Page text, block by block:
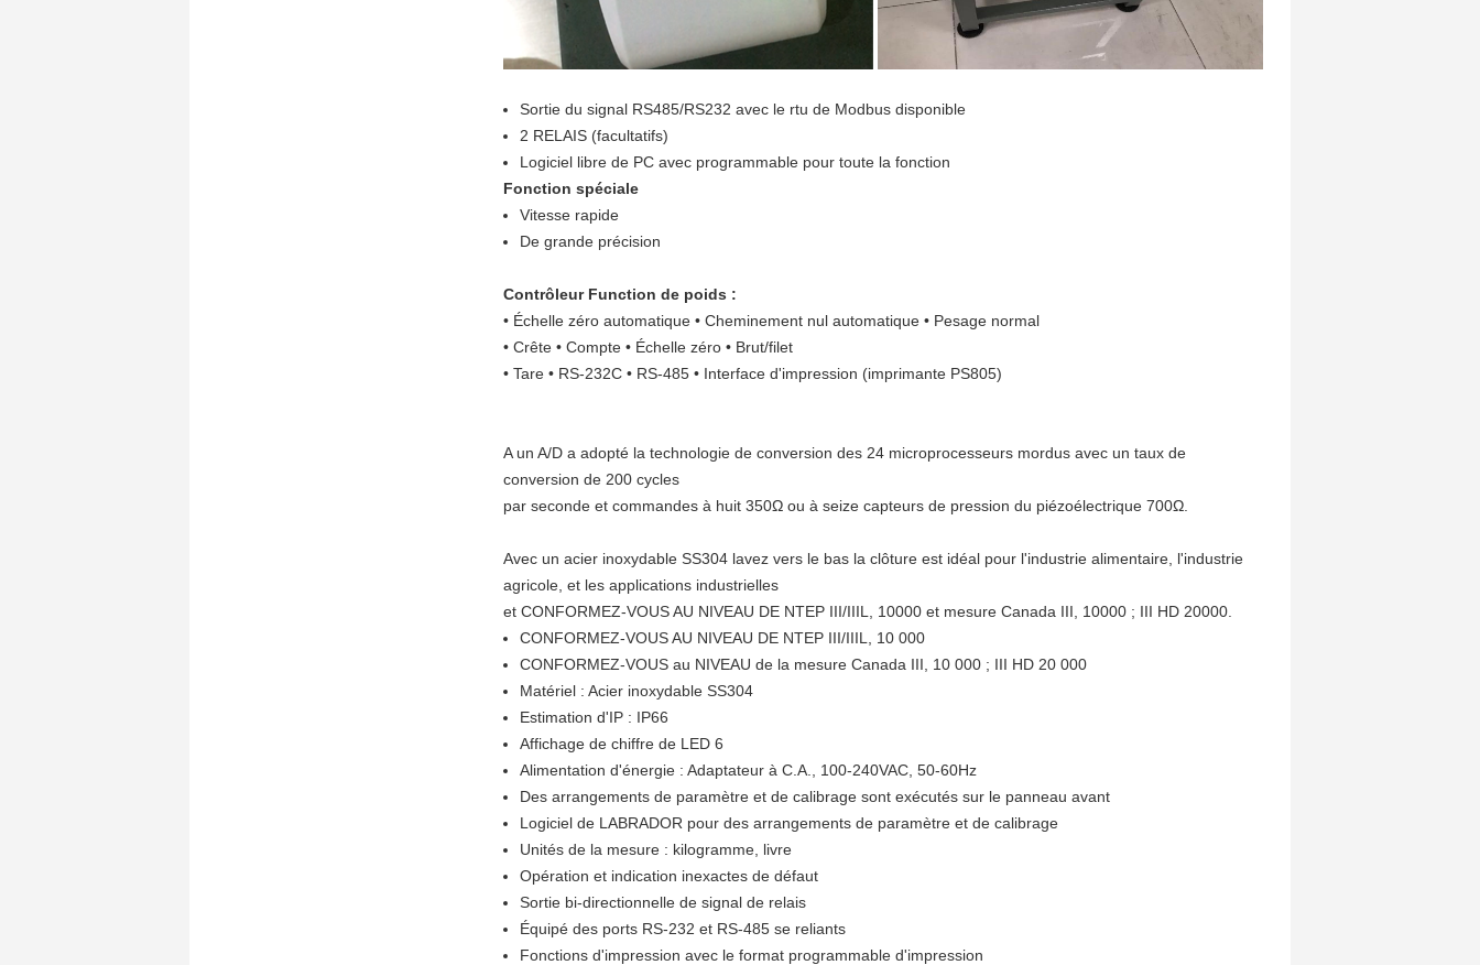
Sortie du signal RS485/RS232 avec le rtu de Modbus disponible
2 RELAIS (facultatifs)
Logiciel libre de PC avec programmable pour toute la fonction
Fonction spéciale
Vitesse rapide
De grande précision
Contrôleur Function de poids :
• Échelle zéro automatique • Cheminement nul automatique • Pesage normal
• Crête • Compte • Échelle zéro • Brut/filet
• Tare • RS-232C • RS-485 • Interface d'impression (imprimante PS805)
A un A/D a adopté la technologie de conversion des 24 microprocesseurs mordus avec un taux de
conversion de 200 cycles
par seconde et commandes à huit 350Ω ou à seize capteurs de pression du piézoélectrique 700Ω.
Avec un acier inoxydable SS304 lavez vers le bas la clôture est idéal pour l'industrie alimentaire, l'industrie
agricole, et les applications industrielles
et CONFORMEZ-VOUS AU NIVEAU DE NTEP III/IIIL, 10000 et mesure Canada III, 10000 ; III HD 20000.
CONFORMEZ-VOUS AU NIVEAU DE NTEP III/IIIL, 10 000
CONFORMEZ-VOUS au NIVEAU de la mesure Canada III, 10 000 ; III HD 20 000
Matériel : Acier inoxydable SS304
Estimation d'IP : IP66
Affichage de chiffre de LED 6
Alimentation d'énergie : Adaptateur à C.A., 100-240VAC, 50-60Hz
Des arrangements de paramètre et de calibrage sont exécutés sur le panneau avant
Logiciel de LABRADOR pour des arrangements de paramètre et de calibrage
Unités de la mesure : kilogramme, livre
Opération et indication inexactes de défaut
Sortie bi-directionnelle de signal de relais
Équipé des ports RS-232 et RS-485 se reliants
Fonctions d'impression avec le format programmable d'impression